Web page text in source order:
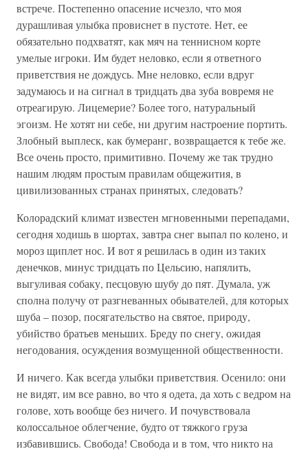
встрече. Постепенно опасение исчезло, что моя
дурашливая улыбка провиснет в пустоте. Нет, ее
обязательно подхватят, как мяч на теннисном корте
умелые игроки. Им будет неловко, если я ответного
приветствия не дождусь. Мне неловко, если вдруг
задумаюсь и на сигнал в тридцать два зуба вовремя не
отреагирую. Лицемерие? Более того, натуральный
эгоизм. Не хотят ни себе, ни другим настроение портить.
Злобный выплеск, как бумеранг, возвращается к тебе же.
Все очень просто, примитивно. Почему же так трудно
нашим людям простым правилам общежития, в
цивилизованных странах принятых, следовать?
Колорадский климат известен мгновенными перепадами,
сегодня ходишь в шортах, завтра снег выпал по колено, и
мороз щиплет нос. И вот я решилась в один из таких
денечков, минус тридцать по Цельсию, напялить,
выгуливая собаку, песцовую шубу до пят. Думала, уж
сполна получу от разгневанных обывателей, для которых
шуба – позор, посягательство на святое, природу,
убийство братьев меньших. Бреду по снегу, ожидая
негодования, осуждения возмущенной общественности.
И ничего. Как всегда улыбки приветствия. Осенило: они
не видят, им все равно, во что я одета, да хоть с ведром на
голове, хоть вообще без ничего. И почувствовала
колоссальное облегчение, будто от тяжкого груза
избавившись. Свобода! Свобода и в том, что никто на